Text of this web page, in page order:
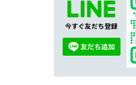
今すぐ友だち登録